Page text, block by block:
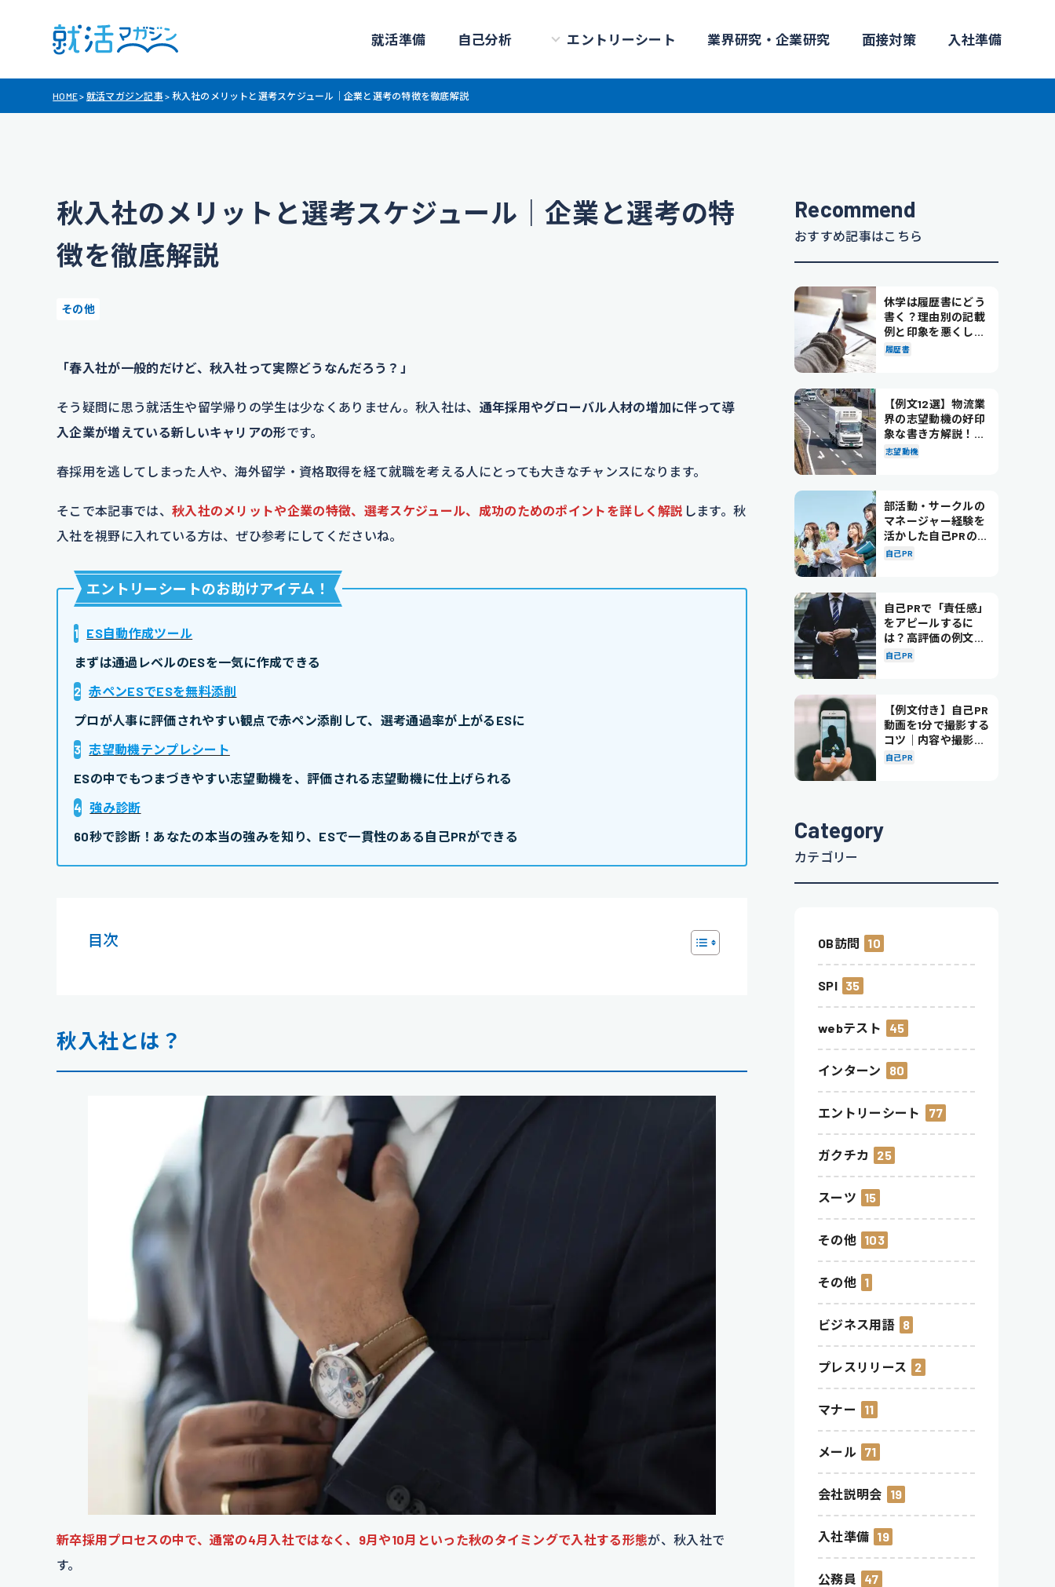
就活準備 自己分析 エントリーシート 業界研究・企業研究 面接対策 入社準備
HOME> 就活マガジン記事 > 秋入社のメリットと選考スケジュール｜企業と選考の特徴を徹底解説
秋入社のメリットと選考スケジュール｜企業と選考の特
徴を徹底解説
その他
「春入社が一般的だけど、秋入社って実際どうなんだろう？」
そう疑問に思う就活生や留学帰りの学生は少なくありません。秋入社は、 通年採用やグローバル人材の増加に伴って導
入企業が増えている新しいキャリアの形です。
春採用を逃してしまった人や、海外留学・資格取得を経て就職を考える人にとっても大きなチャンスになります。
そこで本記事では、 秋入社のメリットや企業の特徴、選考スケジュール、成功のためのポイントを詳しく解説 します。秋
入社を視野に入れている方は、ぜひ参考にしてくださいね。
エントリーシートのお助けアイテム ！
1 ES自動作成ツール
まずは通過レベルのESを一気に作成できる
2 赤ペンESでESを無料添削
プロが人事に評価されやすい観点で赤ペン添削して、選考通過率が上がるESに
3 志望動機テンプレシート
ESの中でもつまづきやすい志望動機を、評価される志望動機に仕上げられる
4 強み診断
60秒で診断！あなたの本当の強みを知り、ESで一貫性のある自己PRができる
目次
秋入社とは？
新卒採用プロセスの中で、通常の4月入社ではなく、9月や10月といった秋のタイミングで入社する形態が、秋入社で
す。
Recommend
おすすめ記事はこちら
休学は履歴書にどう
書く？理由別の記載
例と印象を悪くしな
い書き方を解説
履歴書
【例文12選】物流業
界の志望動機の好印
象な書き方解説！パ
ターン別の例文も紹
志望動機
部活動・サークルの
マネージャー経験を
活かした自己PRの書
き方を徹底解説！
自己PR
自己PRで「責任感」
をアピールするに
は？高評価の例文も
紹介！
自己PR
【例文付き】自己PR
動画を1分で撮影する
コツ｜内容や撮影の
ポイントも解説
自己PR
Category
カテゴリー
OB訪問 10
SPI 35
webテスト 45
インターン 80
エントリーシート 77
ガクチカ 25
スーツ 15
その他 103
その他 1
ビジネス用語 8
プレスリリース 2
マナー 11
メール 71
会社説明会 19
入社準備 19
公務員 47